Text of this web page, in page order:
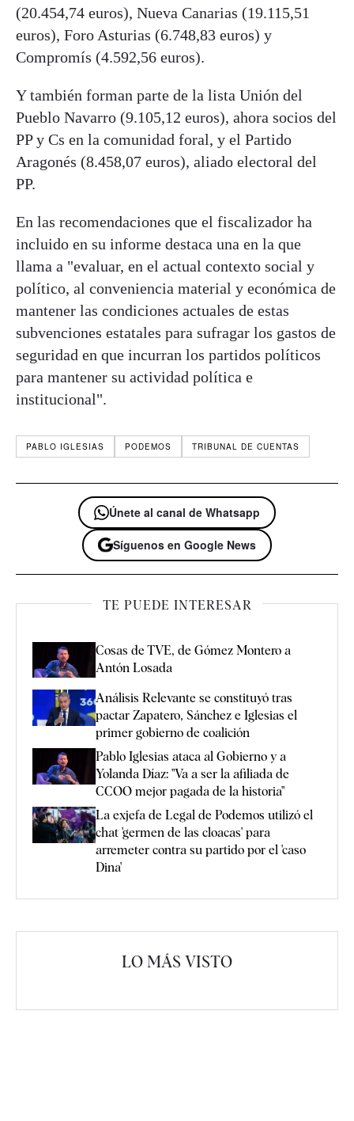
(20.454,74 euros), Nueva Canarias (19.115,51
euros), Foro Asturias (6.748,83 euros) y
Compromís (4.592,56 euros).
Y también forman parte de la lista Unión del
Pueblo Navarro (9.105,12 euros), ahora socios del
PP y Cs en la comunidad foral, y el Partido
Aragonés (8.458,07 euros), aliado electoral del
PP.
En las recomendaciones que el fiscalizador ha
incluido en su informe destaca una en la que
llama a "evaluar, en el actual contexto social y
político, al conveniencia material y económica de
mantener las condiciones actuales de estas
subvenciones estatales para sufragar los gastos de
seguridad en que incurran los partidos políticos
para mantener su actividad política e
institucional".
PABLO IGLESIAS PODEMOS TRIBUNAL DE CUENTAS
Únete al canal de Whatsapp
Síguenos en Google News
TE PUEDE INTERESAR
Cosas de TVE, de Gómez Montero a
Antón Losada
Análisis Relevante se constituyó tras
pactar Zapatero, Sánchez e Iglesias el
primer gobierno de coalición
Pablo Iglesias ataca al Gobierno y a
Yolanda Díaz: "Va a ser la afiliada de
CCOO mejor pagada de la historia"
La exjefa de Legal de Podemos utilizó el
chat 'germen de las cloacas' para
arremeter contra su partido por el 'caso
Dina'
LO MÁS VISTO